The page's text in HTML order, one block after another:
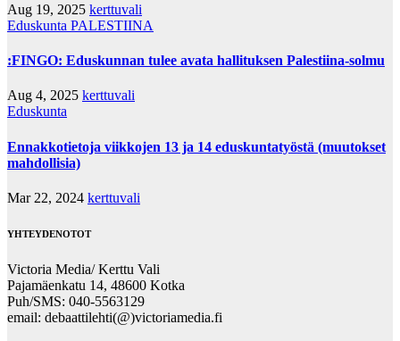
Aug 19, 2025 kerttuvali
Eduskunta PALESTIINA
:FINGO: Eduskunnan tulee avata hallituksen Palestiina-solmu
Aug 4, 2025 kerttuvali
Eduskunta
Ennakkotietoja viikkojen 13 ja 14 eduskuntatyöstä (muutokset
mahdollisia)
Mar 22, 2024 kerttuvali
YHTEYDENOTOT
Victoria Media/ Kerttu Vali
Pajamäenkatu 14, 48600 Kotka
Puh/SMS: 040-5563129
email: debaattilehti(@)victoriamedia.fi